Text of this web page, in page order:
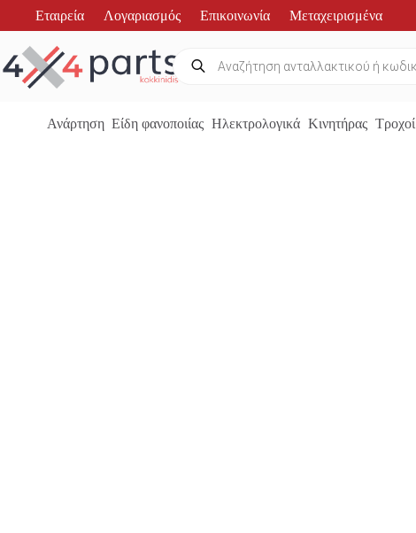
Εταιρεία Λογαριασμός Επικοινωνία Μεταχειρισμένα
Products
search
Ανάρτηση Είδη φανοποιίας Ηλεκτρολογικά Κινητήρας Τροχοί